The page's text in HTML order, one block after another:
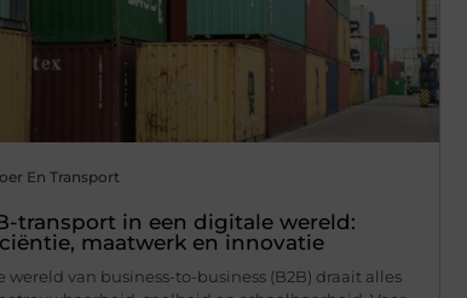
En Transport
transport in een digitale wereld:
maatwerk en innovatie
wereld van business-to-business (B2B) draait alles